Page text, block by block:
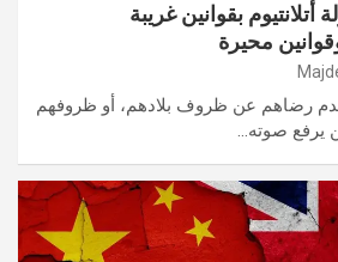
أتلانتيوم بقوانين غريبة
محيرة
رضاهم عن ظروف بلادهم، أو ظروفهم
يرفع صوته…